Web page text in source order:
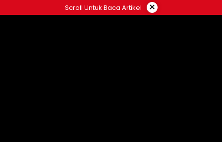
ke
Scroll Untuk Baca Artikel ×